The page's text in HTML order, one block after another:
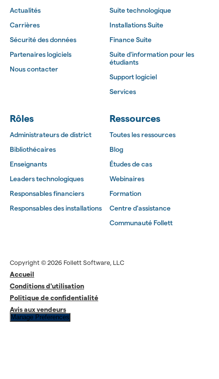
Actualités
Carrières
Sécurité des données
Partenaires logiciels
Nous contacter
Suite technologique
Installations Suite
Finance Suite
Suite d'information pour les
étudiants
Support logiciel
Services
Rôles
Administrateurs de district
Bibliothécaires
Enseignants
Leaders technologiques
Responsables financiers
Responsables des installations
Ressources
Toutes les ressources
Blog
Études de cas
Webinaires
Formation
Centre d'assistance
Communauté Follett
Copyright © 2026 Follett Software, LLC
Accueil
Conditions d'utilisation
Politique de confidentialité
Avis aux vendeurs
Manage Preferences